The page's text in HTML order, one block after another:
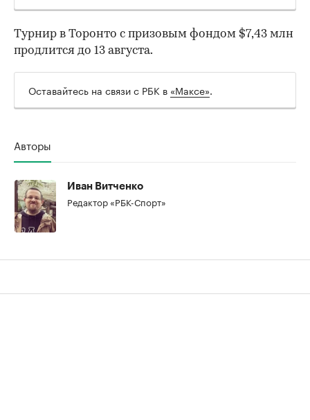
Турнир в Торонто с призовым фондом $7,43 млн
продлится до 13 августа.
Оставайтесь на связи с РБК в «Максе».
Авторы
Иван Витченко
Редактор «РБК-Спорт»